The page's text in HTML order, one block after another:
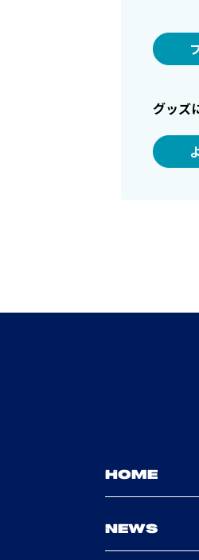
グッズ
HOME
NEWS